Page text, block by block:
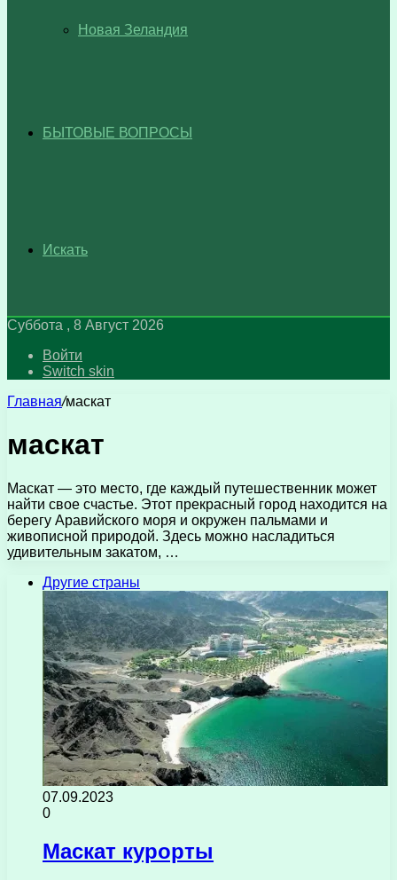
Новая Зеландия
БЫТОВЫЕ ВОПРОСЫ
Искать
Суббота , 8 Август 2026
Войти
Switch skin
Главная/маскат
маскат
Маскат — это место, где каждый путешественник может
найти свое счастье. Этот прекрасный город находится на
берегу Аравийского моря и окружен пальмами и
живописной природой. Здесь можно насладиться
удивительным закатом, …
Другие страны
07.09.2023
0
Маскат курорты